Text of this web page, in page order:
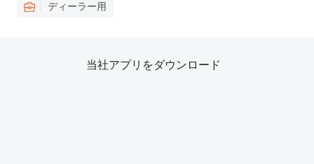
ディーラー用
当社アプリをダウンロード